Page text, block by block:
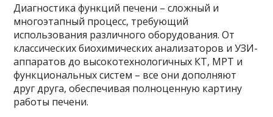
Диагностика функций печени – сложный и
многоэтапный процесс, требующий
использования различного оборудования. От
классических биохимических анализаторов и УЗИ-
аппаратов до высокотехнологичных КТ, МРТ и
функциональных систем – все они дополняют
друг друга, обеспечивая полноценную картину
работы печени.